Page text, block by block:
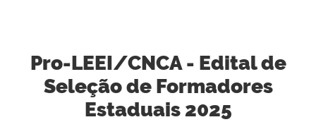
Pro-LEEI/CNCA - Edital de
Seleção de Formadores
Estaduais 2025